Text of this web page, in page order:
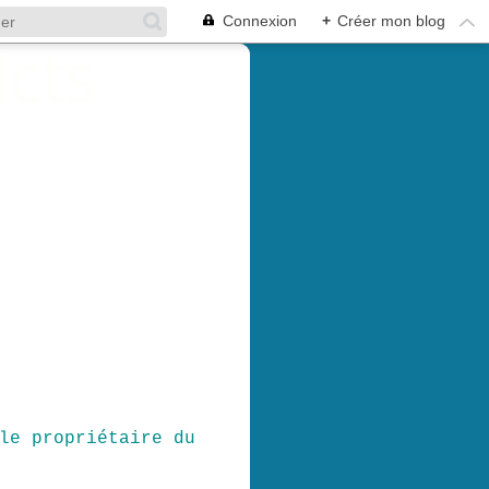
Connexion + Créer mon blog
propriétaire du